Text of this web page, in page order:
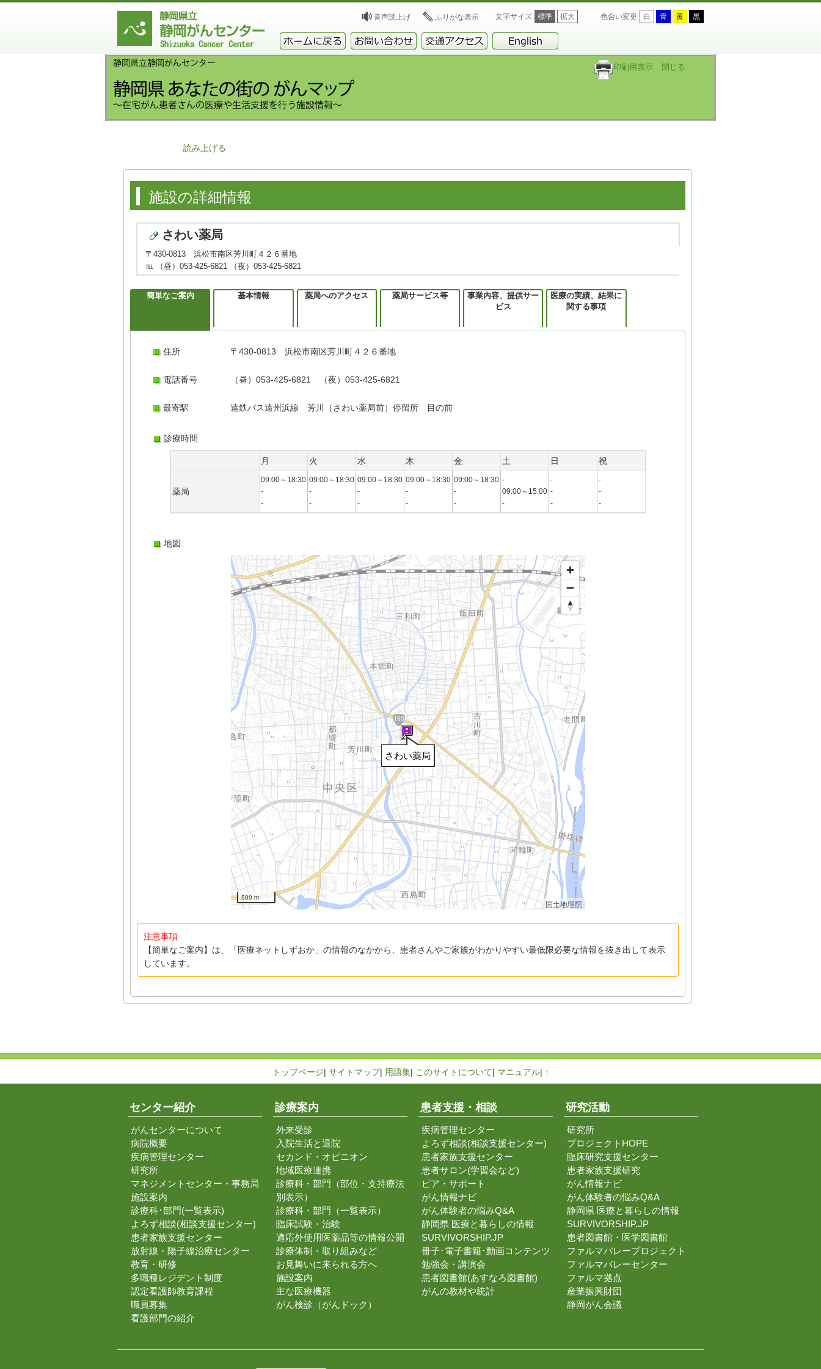
音声読上げ ふりがな表示 文字サイズ 標準 拡大 色合い変更 白 青 黄 黒
印刷用表示 閉じる
読み上げる
施設の詳細情報
さわい薬局
〒430-0813 浜松市南区芳川町４２６番地
℡ （昼）053-425-6821 （夜）053-425-6821
簡単なご案内 基本情報 薬局へのアクセス 薬局サービス等
事業内容、提供サー
ビス
医療の実績、結果に
関する事項
住所 〒430-0813 浜松市南区芳川町４２６番地
電話番号 （昼）053-425-6821 （夜）053-425-6821
最寄駅 遠鉄バス遠州浜線 芳川（さわい薬局前）停留所 目の前
診療時間
月 火 水 木 金 土 日 祝
薬局
09:00～18:30
-
-
09:00～18:30
-
-
09:00～18:30
-
-
09:00～18:30
-
-
09:00～18:30
-
-
-
09:00～15:00
-
-
-
-
-
-
-
地図
さわい薬局
500 m
国土地理院
注意事項
【簡単なご案内】は、「医療ネットしずおか」の情報のなかから、患者さんやご家族がわかりやすい最低限必要な情報を抜き出して表示
しています。
トップページ| サイトマップ| 用語集| このサイトについて| マニュアル| ↑
センター紹介
がんセンターについて
病院概要
疾病管理センター
研究所
マネジメントセンター・事務局
施設案内
診療科･部門(一覧表示)
よろず相談(相談支援センター)
患者家族支援センター
放射線・陽子線治療センター
教育・研修
多職種レジデント制度
認定看護師教育課程
職員募集
看護部門の紹介
診療案内
外来受診
入院生活と退院
セカンド・オピニオン
地域医療連携
診療科・部門（部位・支持療法
別表示）
診療科・部門（一覧表示）
臨床試験・治験
適応外使用医薬品等の情報公開
診療体制・取り組みなど
お見舞いに来られる方へ
施設案内
主な医療機器
がん検診（がんドック）
患者支援・相談
疾病管理センター
よろず相談(相談支援センター)
患者家族支援センター
患者サロン(学習会など)
ピア・サポート
がん情報ナビ
がん体験者の悩みQ&A
静岡県 医療と暮らしの情報
SURVIVORSHIP.JP
冊子･電子書籍･動画コンテンツ
勉強会・講演会
患者図書館(あすなろ図書館)
がんの教材や統計
研究活動
研究所
プロジェクトHOPE
臨床研究支援センター
患者家族支援研究
がん情報ナビ
がん体験者の悩みQ&A
静岡県 医療と暮らしの情報
SURVIVORSHIP.JP
患者図書館・医学図書館
ファルマバレープロジェクト
ファルマバレーセンター
ファルマ拠点
産業振興財団
静岡がん会議